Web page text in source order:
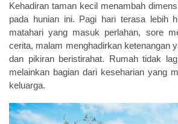
Kehadiran taman kecil menambah
pada hunian ini. Pagi hari terasa lebih
matahari yang masuk perlahan, sore
cerita, malam menghadirkan ketenangan
dan pikiran beristirahat. Rumah tidak
melainkan bagian dari keseharian yang
keluarga.